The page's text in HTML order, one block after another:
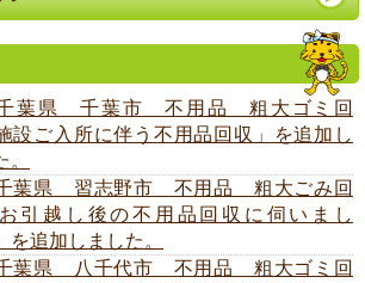
千葉県 千葉市 不用品 粗大ゴミ回
設ご入所に伴う不用品回収」を追加し
。
千葉県 習志野市 不用品 粗大ごみ回
引越し後の不用品回収に伺いまし
を追加しました。
千葉県 八千代市 不用品 粗大ゴミ回